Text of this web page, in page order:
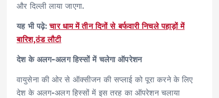
और दिल्ली लाया जाएगा.
यह भी पढ़े:चार धाम में तीन दिनों से बर्फवारी निचले पहाड़ों में
बारिश,ठंड लौटी
देश के अलग-अलग हिस्सों में चलेगा ऑपरेशन
वायुसेना की ओर से ऑक्सीजन की सप्लाई को पूरा करने के लिए
देश के अलग-अलग हिस्सों में इस तरह का ऑपरेशन चलाया